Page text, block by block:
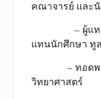
คณาจารย์ และนั
– ผู้แทนผู้บ
แทนนักศึกษา ทูล
– ทอดพระเ
วิทยาศาสตร์